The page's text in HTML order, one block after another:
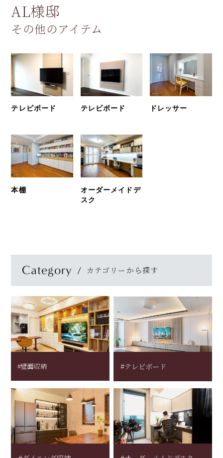
AL様邸
その他のアイテム
テレビボード テレビボード ドレッサー
本棚
オーダーメイドデ
スク
Category カテゴリーから探す
#壁面収納 #テレビボード